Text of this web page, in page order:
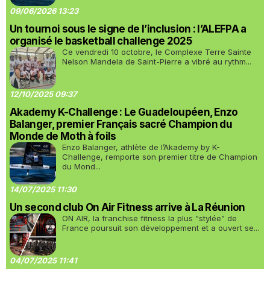
09/06/2026 13:23
Un tournoi sous le signe de l’inclusion : l’ALEFPA a
organisé le basketball challenge 2025
Ce vendredi 10 octobre, le Complexe Terre Sainte
Nelson Mandela de Saint-Pierre a vibré au rythm...
12/10/2025 09:37
Akademy K-Challenge : Le Guadeloupéen, Enzo
Balanger, premier Français sacré Champion du
Monde de Moth à foils
Enzo Balanger, athlète de l’Akademy by K-
Challenge, remporte son premier titre de Champion
du Mond...
14/07/2025 11:30
Un second club On Air Fitness arrive à La Réunion
ON AIR, la franchise fitness la plus “stylée” de
France poursuit son développement et a ouvert se...
04/07/2025 11:41